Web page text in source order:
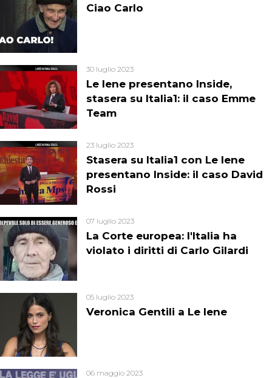
Ciao Carlo
Le Iene presentano Inside,
stasera su Italia1: il caso Emme
Team
30 luglio 2023
Stasera su Italia1 con Le Iene
presentano Inside: il caso David
Rossi
23 luglio 2023
La Corte europea: l'Italia ha
violato i diritti di Carlo Gilardi
07 luglio 2023
Veronica Gentili a Le Iene
05 luglio 2023
06 maggio 2023